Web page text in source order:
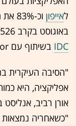
לאייפון וכ-83% את ה
באוגוסט בקרב 5,526 מפתחי מובייל על-ידי חברת המחקר
IDC בשיתוף עם Appcelerator.
"הסיבה העיקרית
אפליקציה, היא
"כשאחריה נמצאות